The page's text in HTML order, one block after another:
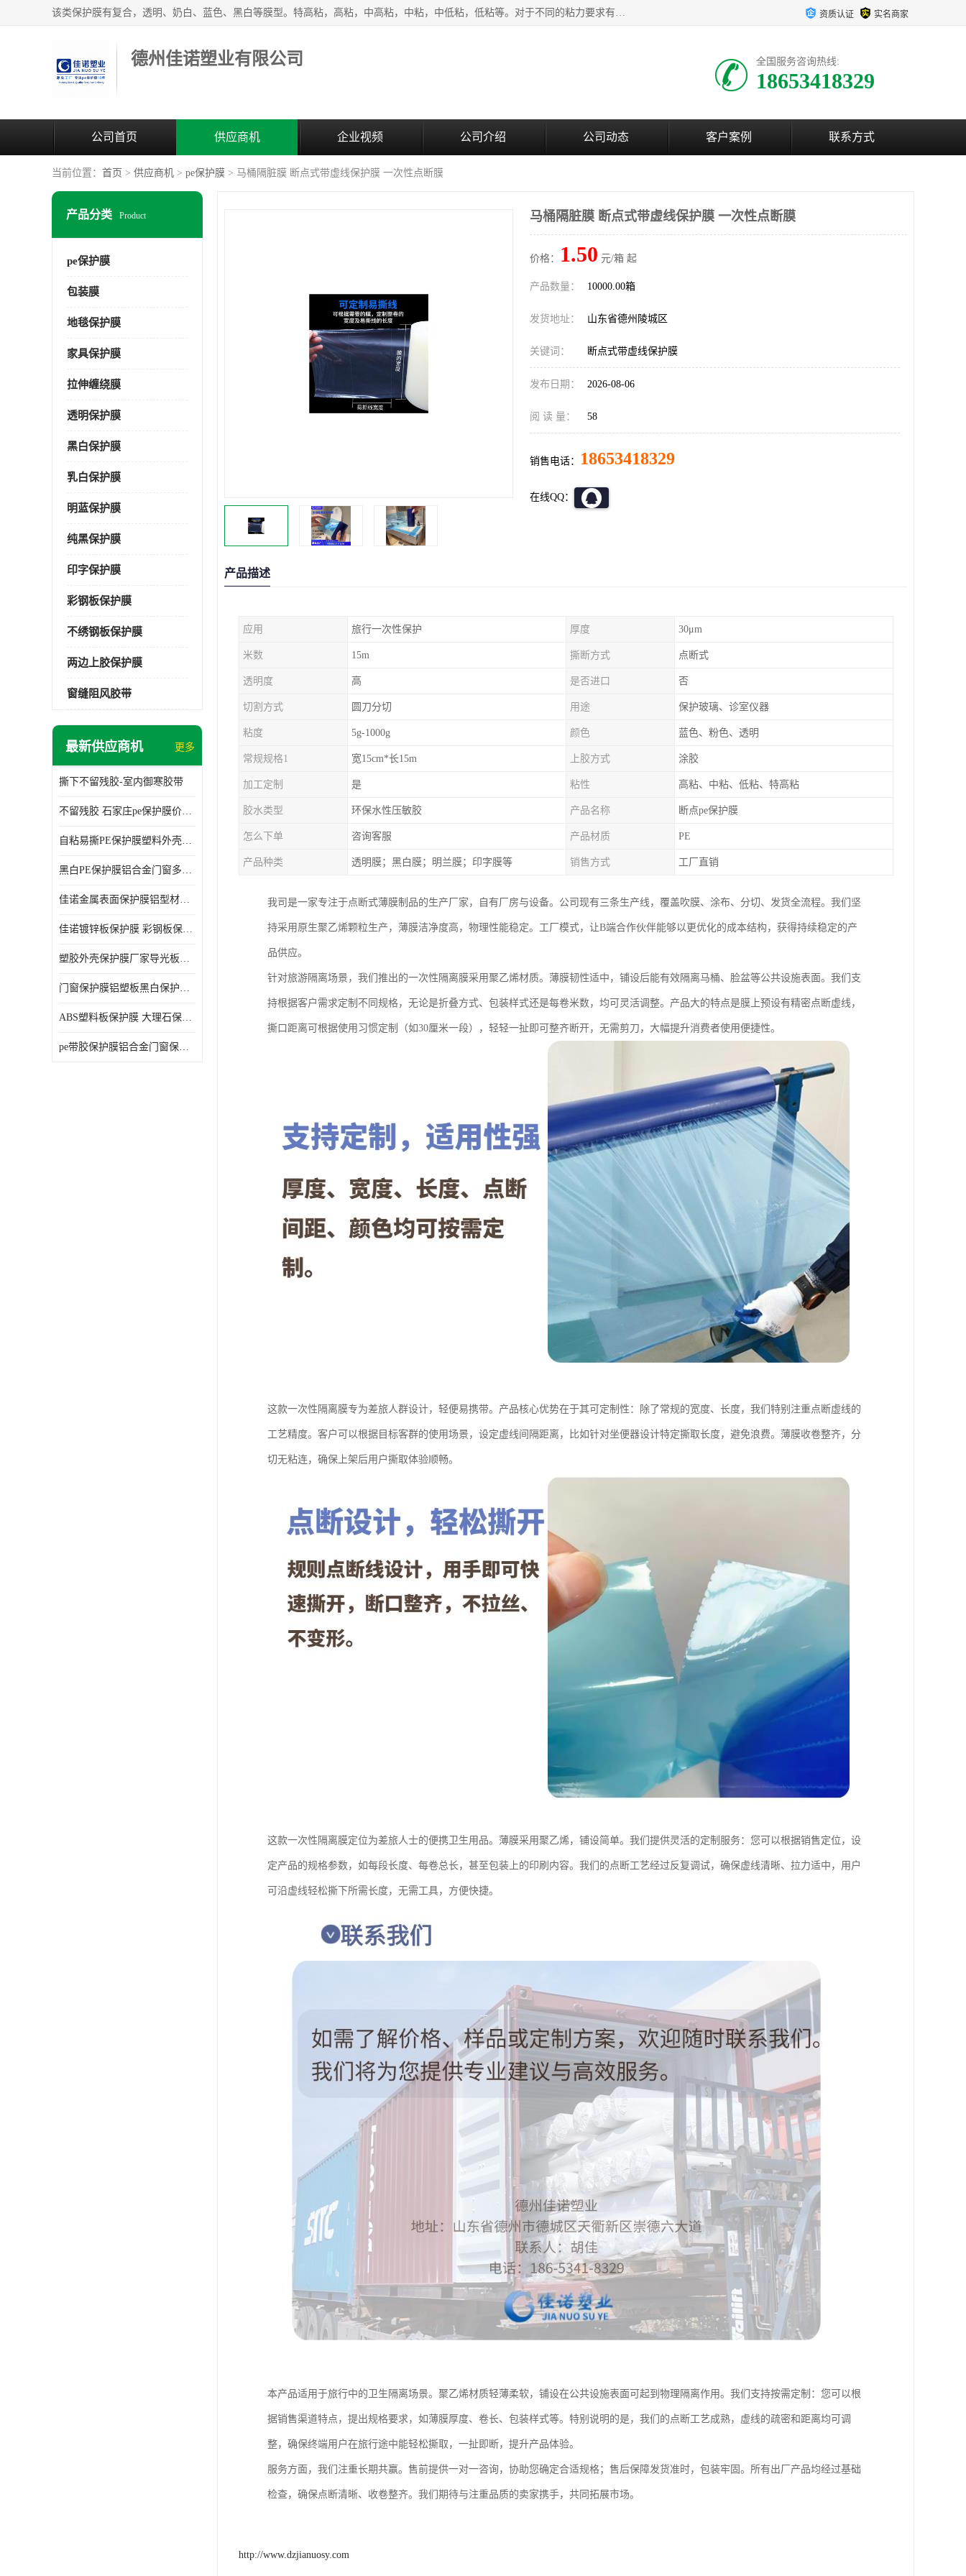
该类保护膜有复合，透明、奶白、蓝色、黑白等膜型。特高粘，高粘，中高粘，中粘，中低粘，低粘等。对于不同的粘力要求有相应的产品相适配。无胶渍残留污染。在较宽的收卷幅度下平整无皱纹，收卷长度大，利于机械化及自动化施工粘贴。为您的产品提供的表面保护解决方案。 产品广泛适用于：铝材、不锈钢、金属、塑料、电子、家电、家具、玻璃、化工材料、装饰材料等。 资质认证 实名商家
德州佳诺塑业有限公司 全国服务咨询热线:
18653418329
公司首页 供应商机 企业视频 公司介绍 公司动态 客户案例 联系方式
当前位置： 首页 > 供应商机 > pe保护膜 > 马桶隔脏膜 断点式带虚线保护膜 一次性点断膜
产品分类 Product
pe保护膜
包装膜
地毯保护膜
家具保护膜
拉伸缠绕膜
透明保护膜
黑白保护膜
乳白保护膜
明蓝保护膜
纯黑保护膜
印字保护膜
彩钢板保护膜
不绣钢板保护膜
两边上胶保护膜
窗缝阻风胶带
最新供应商机 更多
撕下不留残胶-室内御寒胶带
不留残胶 石家庄pe保护膜价格 塑料薄膜
自粘易撕PE保护膜塑料外壳导光板亚克力板膜操作方便
黑白PE保护膜铝合金门窗多种颜色支持定制生产
佳诺金属表面保护膜铝型材保护膜不留残胶铝合金窗框保护胶带
佳诺镀锌板保护膜 彩钢板保护pe保护膜
塑胶外壳保护膜厂家导光板保护膜 铝单板保护膜胶带易撕不留胶
门窗保护膜铝塑板黑白保护膜外墙保温板保护膜
ABS塑料板保护膜 大理石保护膜 缠鱼竿保护膜
pe带胶保护膜铝合金门窗保护不锈钢板保护膜大理石建筑材料保护
马桶隔脏膜 断点式带虚线保护膜 一次性点断膜
价格： 1.50 元/箱 起
产品数量： 10000.00箱
发货地址： 山东省德州陵城区
关键词： 断点式带虚线保护膜
发布日期： 2026-08-06
阅 读 量： 58
销售电话： 18653418329
在线QQ：
产品描述
应用 旅行一次性保护 厚度 30μm
米数 15m 撕断方式 点断式
透明度 高 是否进口 否
切割方式 圆刀分切 用途 保护玻璃、诊室仪器
粘度 5g-1000g 颜色 蓝色、粉色、透明
常规规格1 宽15cm*长15m 上胶方式 涂胶
加工定制 是 粘性 高粘、中粘、低粘、特高粘
胶水类型 环保水性压敏胶 产品名称 断点pe保护膜
怎么下单 咨询客服 产品材质 PE
产品种类 透明膜；黑白膜；明兰膜；印字膜等 销售方式 工厂直销
我司是一家专注于点断式薄膜制品的生产厂家，自有厂房与设备。公司现有三条生产线，覆盖吹膜、涂布、分切、发货全流程。我们坚
持采用原生聚乙烯颗粒生产，薄膜洁净度高，物理性能稳定。工厂模式，让B端合作伙伴能够以更优化的成本结构，获得持续稳定的产
品供应。
针对旅游隔离场景，我们推出的一次性隔离膜采用聚乙烯材质。薄膜韧性适中，铺设后能有效隔离马桶、脸盆等公共设施表面。我们支
持根据客户需求定制不同规格，无论是折叠方式、包装样式还是每卷米数，均可灵活调整。产品大的特点是膜上预设有精密点断虚线，
撕口距离可根据使用习惯定制（如30厘米一段），轻轻一扯即可整齐断开，无需剪刀，大幅提升消费者使用便捷性。
这款一次性隔离膜专为差旅人群设计，轻便易携带。产品核心优势在于其可定制性：除了常规的宽度、长度，我们特别注重点断虚线的
工艺精度。客户可以根据目标客群的使用场景，设定虚线间隔距离，比如针对坐便器设计特定撕取长度，避免浪费。薄膜收卷整齐，分
切无粘连，确保上架后用户撕取体验顺畅。
这款一次性隔离膜定位为差旅人士的便携卫生用品。薄膜采用聚乙烯，铺设简单。我们提供灵活的定制服务：您可以根据销售定位，设
定产品的规格参数，如每段长度、每卷总长，甚至包装上的印刷内容。我们的点断工艺经过反复调试，确保虚线清晰、拉力适中，用户
可沿虚线轻松撕下所需长度，无需工具，方便快捷。
本产品适用于旅行中的卫生隔离场景。聚乙烯材质轻薄柔软，铺设在公共设施表面可起到物理隔离作用。我们支持按需定制：您可以根
据销售渠道特点，提出规格要求，如薄膜厚度、卷长、包装样式等。特别说明的是，我们的点断工艺成熟，虚线的疏密和距离均可调
整，确保终端用户在旅行途中能轻松撕取，一扯即断，提升产品体验。
服务方面，我们注重长期共赢。售前提供一对一咨询，协助您确定合适规格；售后保障发货准时，包装牢固。所有出厂产品均经过基础
检查，确保点断清晰、收卷整齐。我们期待与注重品质的卖家携手，共同拓展市场。
http://www.dzjianuosy.com